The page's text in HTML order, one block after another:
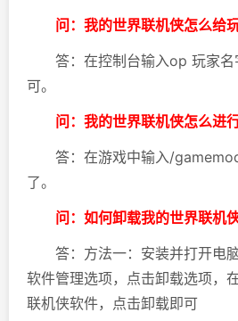
问：我的世界联机侠怎么给
答：在控制台输入op 玩家名
可。
问：我的世界联机侠怎么进
答：在游戏中输入/
了。
问：如何卸载我的世界联机
答：方法一：安装并打开电
软件管理选项，点击卸载选项，
联机侠软件，点击卸载即可